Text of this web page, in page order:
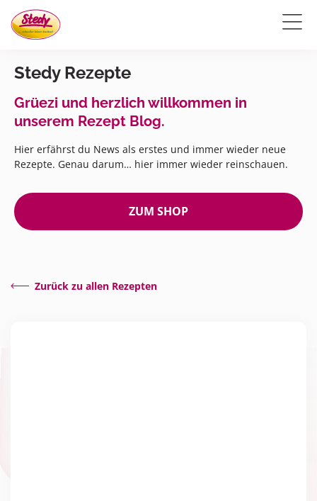
Stedy Rezepte
Grüezi und herzlich willkommen in
unserem Rezept Blog.
Hier erfährst du News als erstes und immer wieder neue
Rezepte. Genau darum… hier immer wieder reinschauen.
ZUM SHOP
Zurück zu allen Rezepten